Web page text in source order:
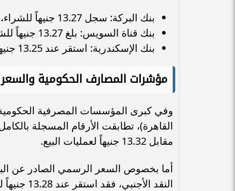
بنك البركة: سجل 13.27 جنيهاً للشراء، و13.31 جنيهاً للبيع.
بنك قناة السويس: بلغ 13.27 جنيهاً للشراء، و13.32 جنيهاً للبيع.
بنك الإسكندرية: استقر عند 13.25 جنيهاً للشراء، و13.30 جنيهاً للبيع.
مؤشرات المصارف الحكومية
وفي كبرى المؤسسات المصرفية الحكومية
مقابل 13.32 جنيهاً لعمليات البيع.
أما بخصوص السعر الرسمي الصادر عن